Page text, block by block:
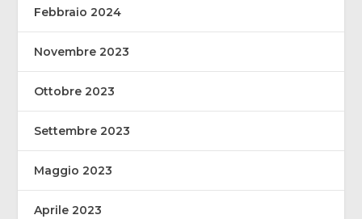
Febbraio 2024
Novembre 2023
Ottobre 2023
Settembre 2023
Maggio 2023
Aprile 2023